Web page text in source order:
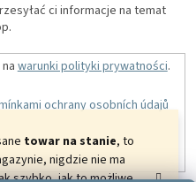
towar na stanie, to
nigdzie nie ma
szybko, jak to możliwe.
ci informacje na temat
warunki polityki prywatności.
ochrany osobních údajů